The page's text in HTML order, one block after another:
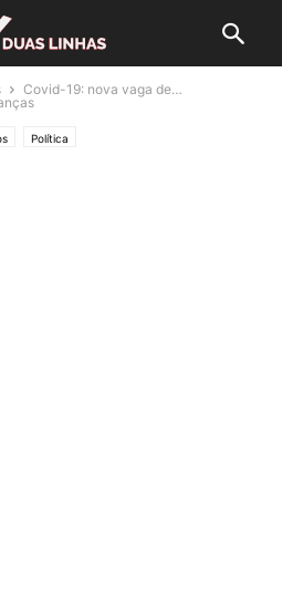
Covid-19: nova vaga de…
Política